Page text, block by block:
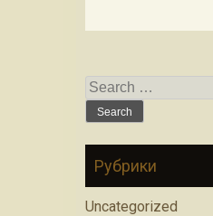
Search for:
Рубрики
Uncategorized